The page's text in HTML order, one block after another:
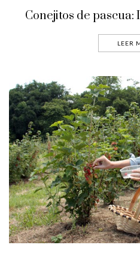
Conejitos de
LEER